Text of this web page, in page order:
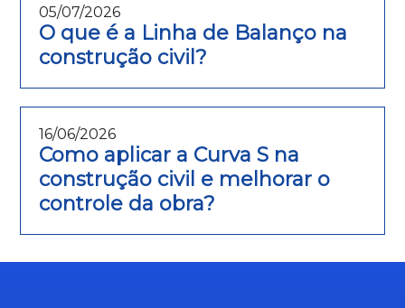
05/07/2026
O que é a Linha de Balanço na
construção civil?
16/06/2026
Como aplicar a Curva S na
construção civil e melhorar o
controle da obra?